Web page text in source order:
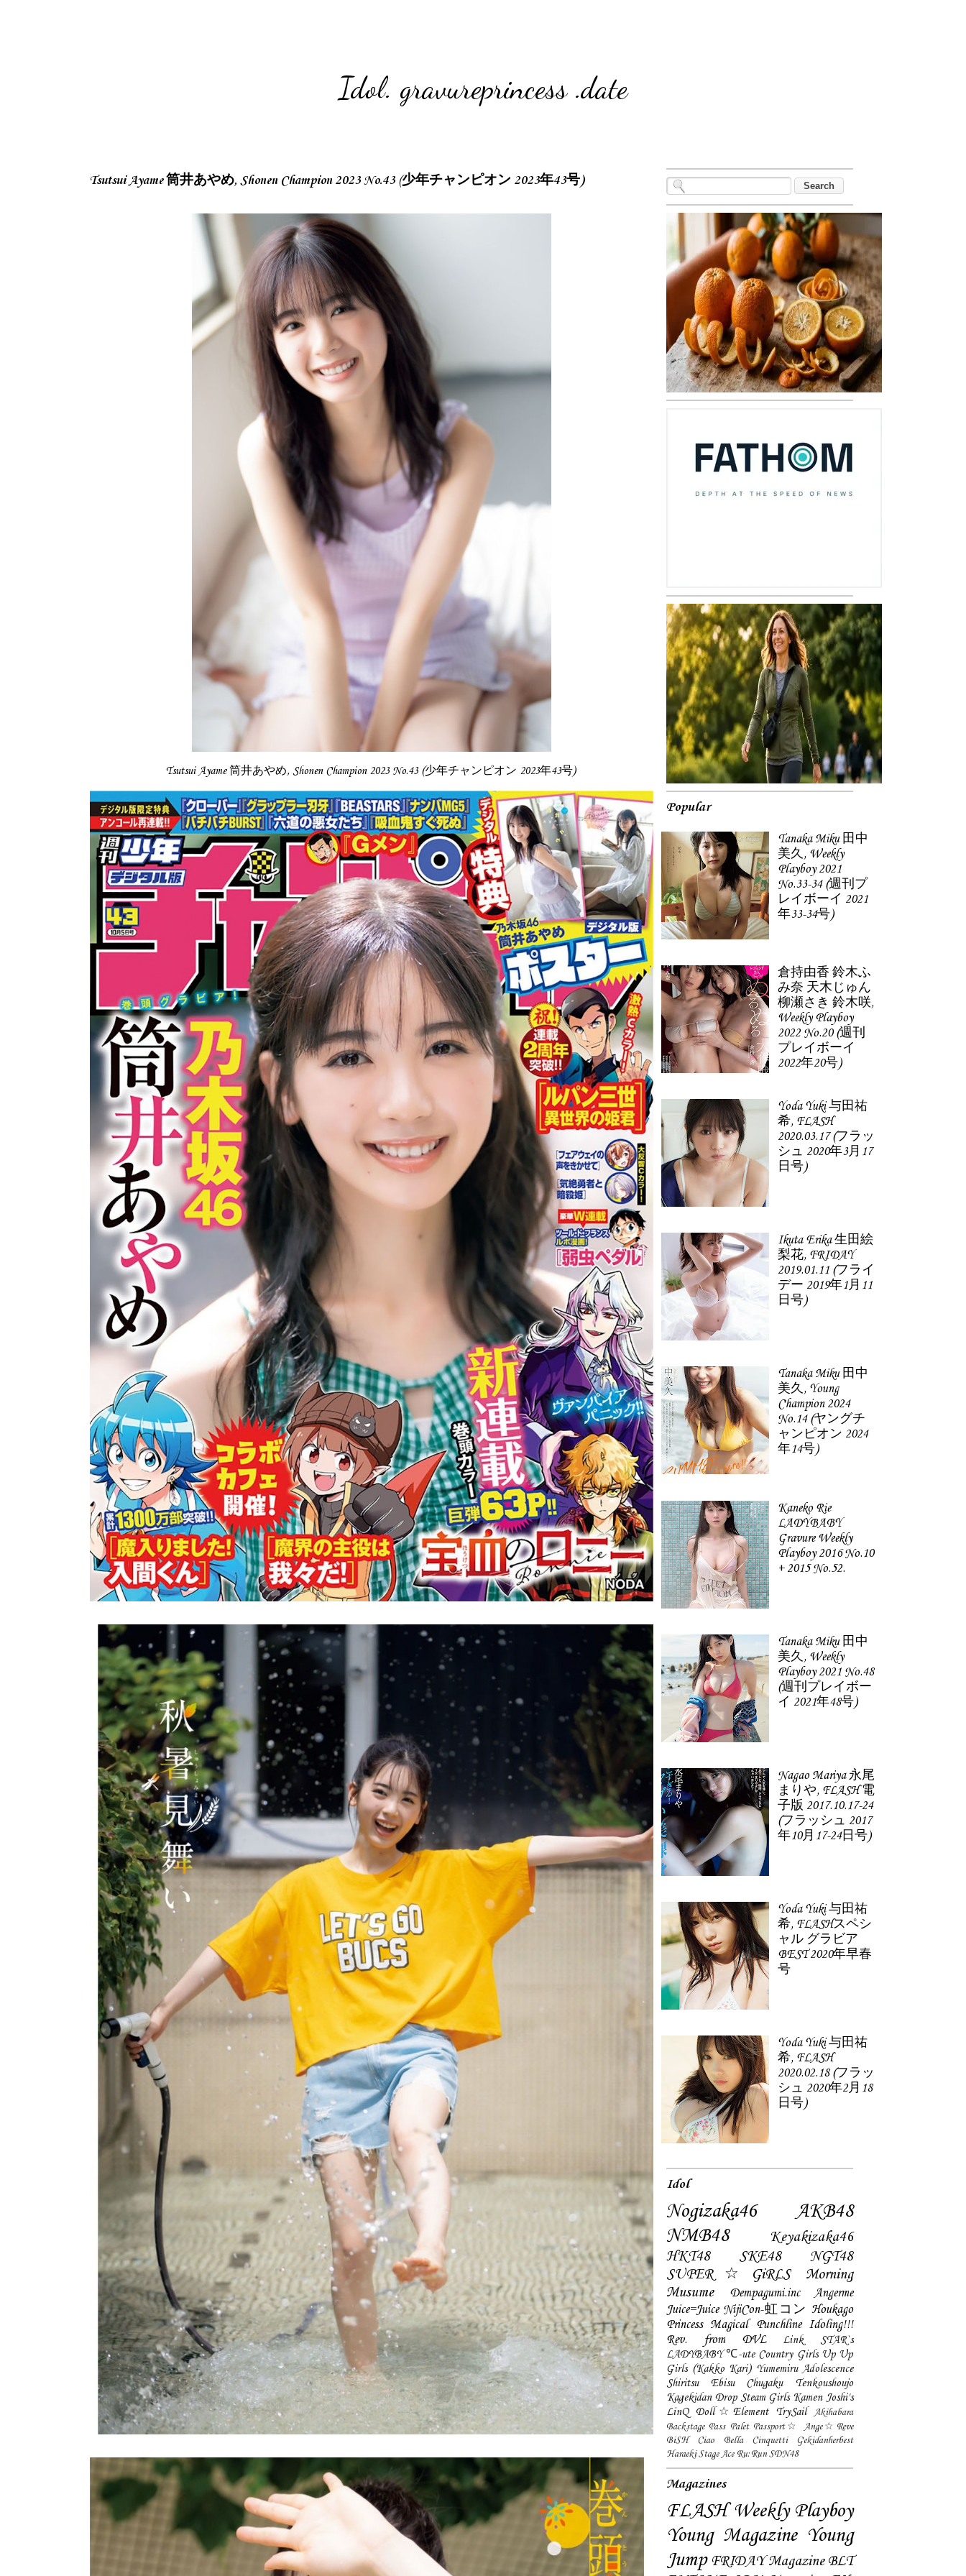
Idol. gravureprincess .date
Tsutsui Ayame 筒井あやめ, Shonen Champion 2023 No.43 (少年チャンピオン 2023年43号)
Tsutsui Ayame 筒井あやめ, Shonen Champion 2023 No.43 (少年チャンピオン 2023年43号)
Popular
Tanaka Miku 田中
美久, Weekly
Playboy 2021
No.33-34 (週刊プ
レイボーイ 2021
年33-34号)
倉持由香 鈴木ふ
み奈 天木じゅん
柳瀬さき 鈴木咲,
Weekly Playboy
2022 No.20 (週刊
プレイボーイ
2022年20号)
Yoda Yuki 与田祐
希, FLASH
2020.03.17 (フラッ
シュ 2020年3月17
日号)
Ikuta Erika 生田絵
梨花, FRIDAY
2019.01.11 (フライ
デー 2019年1月11
日号)
Tanaka Miku 田中
美久, Young
Champion 2024
No.14 (ヤングチ
ャンピオン 2024
年14号)
Kaneko Rie
LADYBABY
Gravure Weekly
Playboy 2016 No.10
+ 2015 No.52.
Tanaka Miku 田中
美久, Weekly
Playboy 2021 No.48
(週刊プレイボー
イ 2021年48号)
Nagao Mariya 永尾
まりや, FLASH 電
子版 2017.10.17-24
(フラッシュ 2017
年10月17-24日号)
Yoda Yuki 与田祐
希, FLASHスペシ
ャル グラビア
BEST 2020年早春
号
Yoda Yuki 与田祐
希, FLASH
2020.02.18 (フラッ
シュ 2020年2月18
日号)
Idol
Nogizaka46
AKB48
NMB48
Keyakizaka46
HKT48
SKE48
NGT48
SUPER☆GiRLS
Morning
Musume
Dempagumi.inc
Angerme
Juice=Juice NijiCon-虹コン Houkago
Princess Magical Punchline Idoling!!!
Rev. from DVL
Link STAR`s
LADYBABY ℃-ute Country Girls Up Up
Girls (Kakko Kari) Yumemiru Adolescence
Shiritsu Ebisu Chugaku
Tenkoushoujo
Kagekidan Drop Steam Girls Kamen Joshi's
LinQ Doll☆Element TrySail
Akihabara
Backstage Pass Palet Passport☆
Ange☆Reve
BiSH
Ciao Bella Cinquetti
Gekidanherbest
Haraeki Stage Ace Ru:Run SDN48
Magazines
FLASH Weekly Playboy
Young Magazine Young
Jump FRIDAY Magazine BLT